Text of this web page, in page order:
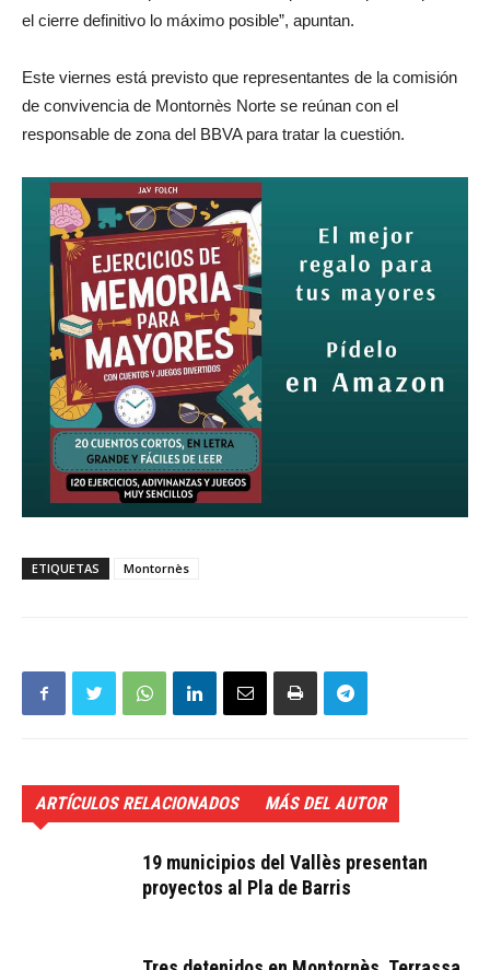
el cierre definitivo lo máximo posible”, apuntan.
Este viernes está previsto que representantes de la comisión
de convivencia de Montornès Norte se reúnan con el
responsable de zona del BBVA para tratar la cuestión.
ETIQUETAS Montornès
ARTÍCULOS RELACIONADOS MÁS DEL AUTOR
19 municipios del Vallès presentan
proyectos al Pla de Barris